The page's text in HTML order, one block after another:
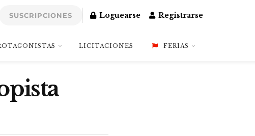
SUSCRIPCIONES Loguearse Registrarse
LICITACIONES FERIAS